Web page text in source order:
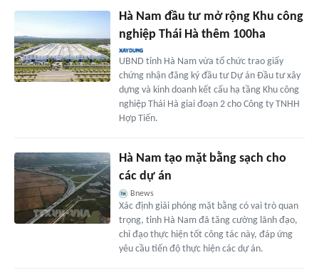
Hà Nam đầu tư mở rộng Khu công
nghiệp Thái Hà thêm 100ha
UBND tỉnh Hà Nam vừa tổ chức trao giấy
chứng nhận đăng ký đầu tư Dự án Đầu tư xây
dựng và kinh doanh kết cấu hạ tầng Khu công
nghiệp Thái Hà giai đoạn 2 cho Công ty TNHH
Hợp Tiến.
Hà Nam tạo mặt bằng sạch cho
các dự án
Bnews
Xác định giải phóng mặt bằng có vai trò quan
trọng, tỉnh Hà Nam đã tăng cường lãnh đạo,
chỉ đạo thực hiện tốt công tác này, đáp ứng
yêu cầu tiến độ thực hiện các dự án.